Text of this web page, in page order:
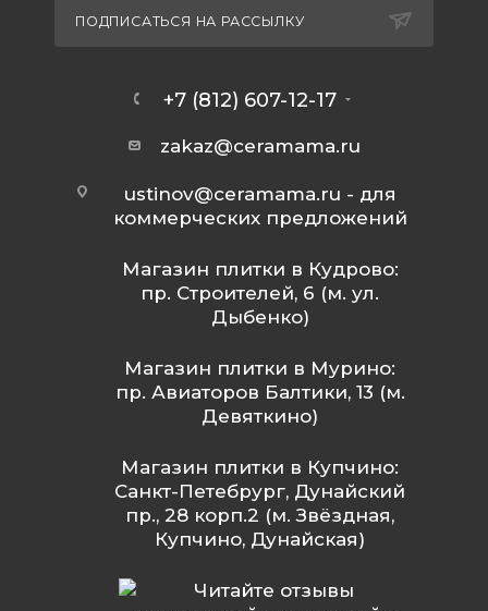
ПОДПИСАТЬСЯ НА РАССЫЛКУ
+7 (812) 607-12-17
zakaz@ceramama.ru
ustinov@ceramama.ru - для
коммерческих предложений
Магазин плитки в Кудрово:
пр. Строителей, 6 (м. ул.
Дыбенко)
Магазин плитки в Мурино:
пр. Авиаторов Балтики, 13 (м.
Девяткино)
Магазин плитки в Купчино:
Санкт-Петебрург, Дунайский
пр., 28 корп.2 (м. Звёздная,
Купчино, Дунайская)